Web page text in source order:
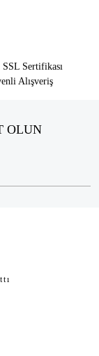
Sertifikası
Alışveriş
OLUN